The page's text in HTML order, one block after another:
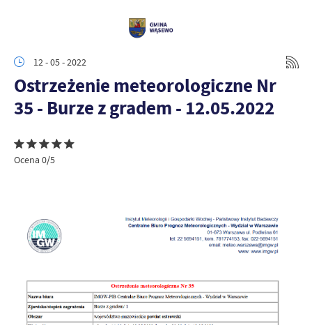
12 - 05 - 2022
Ostrzeżenie meteorologiczne Nr
35 - Burze z gradem - 12.05.2022
Ocena 0/5